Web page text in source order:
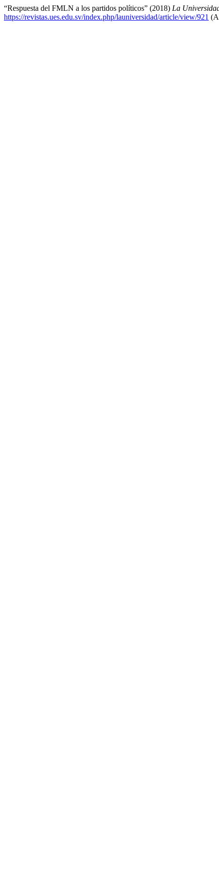
“Respuesta del FMLN a los partidos políticos” (2018) La
https://revistas.ues.edu.sv/index.php/launiversidad/article/view/921